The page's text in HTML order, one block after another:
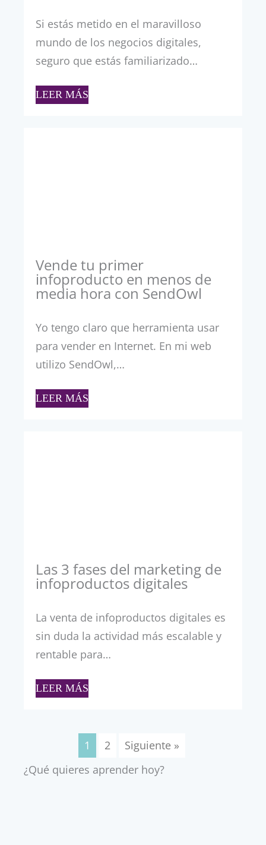
Si estás metido en el maravilloso
mundo de los negocios digitales,
seguro que estás familiarizado…
LEER MÁS
Vende tu primer
infoproducto en menos de
media hora con SendOwl
Yo tengo claro que herramienta usar
para vender en Internet. En mi web
utilizo SendOwl,…
LEER MÁS
Las 3 fases del marketing de
infoproductos digitales
La venta de infoproductos digitales es
sin duda la actividad más escalable y
rentable para…
LEER MÁS
1 2
Siguiente »
¿Qué quieres aprender hoy?